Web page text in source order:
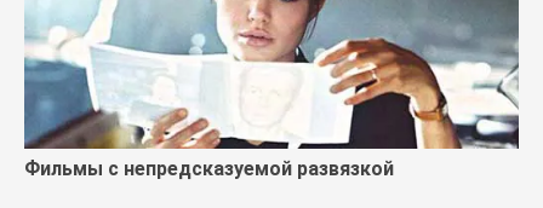
Фильмы с непредсказуемой развязкой